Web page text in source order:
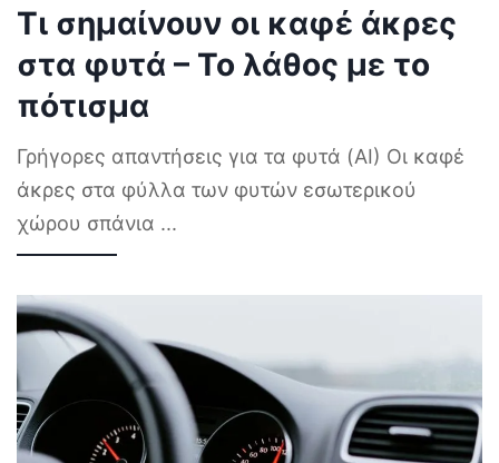
Τι σημαίνουν οι καφέ άκρες
στα φυτά – Το λάθος με το
πότισμα
Γρήγορες απαντήσεις για τα φυτά (AI) Οι καφέ
άκρες στα φύλλα των φυτών εσωτερικού
χώρου σπάνια ...